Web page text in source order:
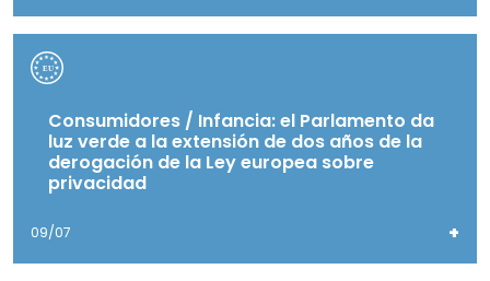
Consumidores / Infancia: el Parlamento da
luz verde a la extensión de dos años de la
derogación de la Ley europea sobre
privacidad
09/07 +